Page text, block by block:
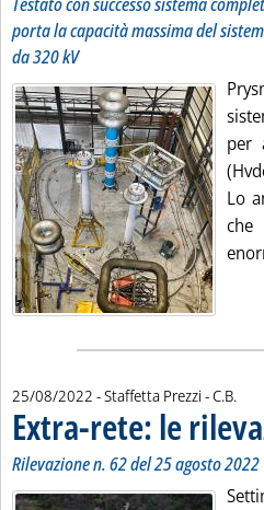
porta la capacità massima del
da 320 kV
per
Lo
che
25/08/2022 - Staffetta Prezzi -di:
C.B.
Extra-rete: le
Rilevazione n. 62 del 25 agosto 2022